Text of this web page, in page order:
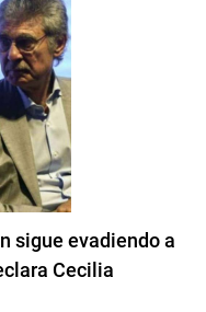
sigue evadiendo a
Cecilia